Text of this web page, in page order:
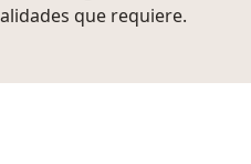
que requiere.